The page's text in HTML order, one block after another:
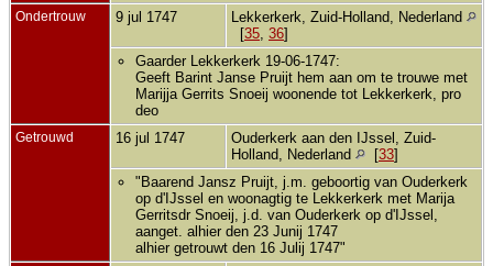
Ondertrouw 9 jul 1747
Lekkerkerk, Zuid-Holland, Nederland
[35, 36]
Gaarder Lekkerkerk 19-06-1747:
Geeft Barint Janse Pruijt hem aan om te trouwe met
Marijja Gerrits Snoeij woonende tot Lekkerkerk, pro
deo
Getrouwd 16 jul 1747
Ouderkerk aan den IJssel, Zuid-
Holland, Nederland
[33]
"Baarend Jansz Pruijt, j.m. geboortig van Ouderkerk
op d'IJssel en woonagtig te Lekkerkerk met Marija
Gerritsdr Snoeij, j.d. van Ouderkerk op d'IJssel,
aanget. alhier den 23 Junij 1747
alhier getrouwt den 16 Julij 1747"